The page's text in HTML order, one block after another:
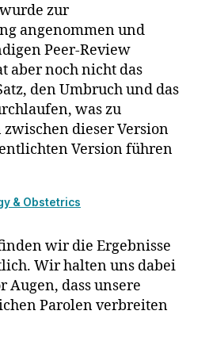
zur
angenommen und
Peer-Review
aber noch nicht das
den Umbruch und das
was zu
dieser Version
Version führen
& Obstetrics
wir die Ergebnisse
Wir halten uns dabei
dass unsere
Parolen verbreiten